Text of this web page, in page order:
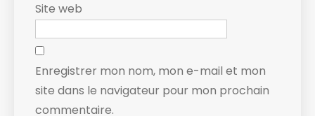
Site web
Enregistrer mon nom, mon e-mail et mon
site dans le navigateur pour mon prochain
commentaire.